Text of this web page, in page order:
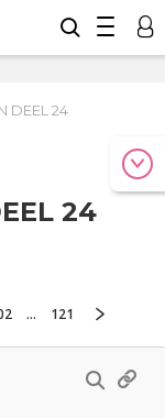
DEEL 24
Overig
Lijf & Lijn
24
... 121